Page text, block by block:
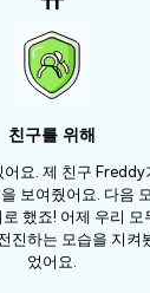
친구를 위해
요. 제 친구 Freddy
보여줬어요. 다음
했죠! 어제 우리 모
진하는 모습을 지켜
었어요.